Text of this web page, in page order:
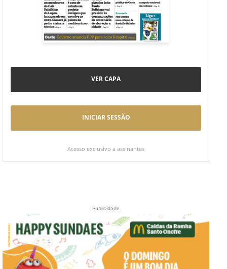
VER CAPA
INICIAR SESSÃO
Acesso exclusivo a assinantes
Publicidade